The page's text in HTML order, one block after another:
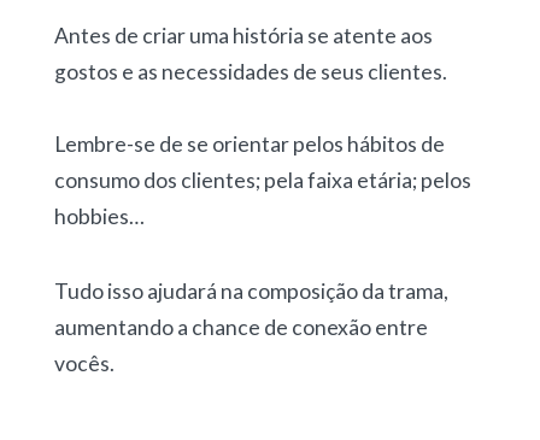
Antes de criar uma história se atente aos
gostos e as necessidades de seus clientes.
Lembre-se de se orientar pelos hábitos de
consumo dos clientes; pela faixa etária; pelos
hobbies…
Tudo isso ajudará na composição da trama,
aumentando a chance de conexão entre
vocês.